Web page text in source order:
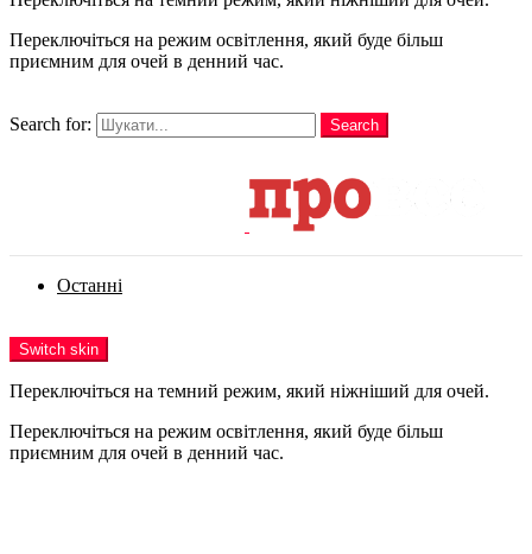
Переключіться на режим освітлення, який буде більш
приємним для очей в денний час.
Search for:
Search
Останні
Switch skin
Переключіться на темний режим, який ніжніший для очей.
Переключіться на режим освітлення, який буде більш
приємним для очей в денний час.